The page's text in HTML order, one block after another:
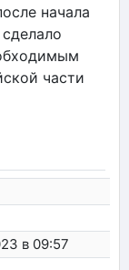
начала
части
в 09:57